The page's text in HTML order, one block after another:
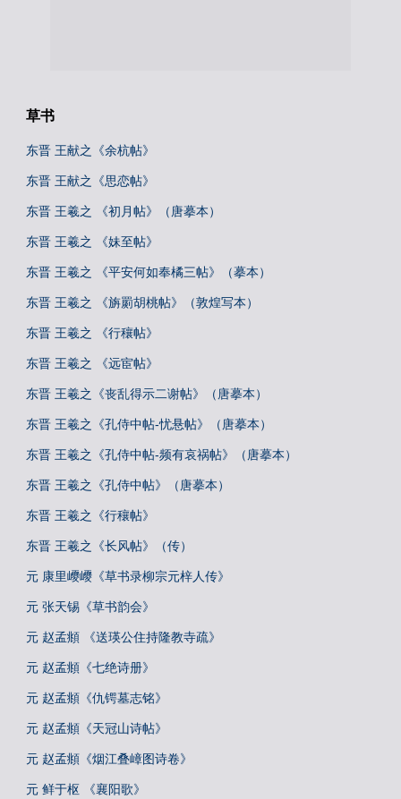
草书
东晋 王献之《余杭帖》
东晋 王献之《思恋帖》
东晋 王羲之 《初月帖》（唐摹本）
东晋 王羲之 《妹至帖》
东晋 王羲之 《平安何如奉橘三帖》（摹本）
东晋 王羲之 《旃罽胡桃帖》（敦煌写本）
东晋 王羲之 《行穰帖》
东晋 王羲之 《远宦帖》
东晋 王羲之《丧乱得示二谢帖》（唐摹本）
东晋 王羲之《孔侍中帖-忧悬帖》（唐摹本）
东晋 王羲之《孔侍中帖-频有哀祸帖》（唐摹本）
东晋 王羲之《孔侍中帖》（唐摹本）
东晋 王羲之《行穰帖》
东晋 王羲之《长风帖》（传）
元 康里巎巎《草书录柳宗元梓人传》
元 张天锡《草书韵会》
元 赵孟頫 《送瑛公住持隆教寺疏》
元 赵孟頫《七绝诗册》
元 赵孟頫《仇锷墓志铭》
元 赵孟頫《天冠山诗帖》
元 赵孟頫《烟江叠嶂图诗卷》
元 鲜于枢 《襄阳歌》